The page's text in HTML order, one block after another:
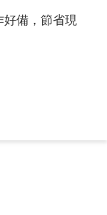
好備，節省現